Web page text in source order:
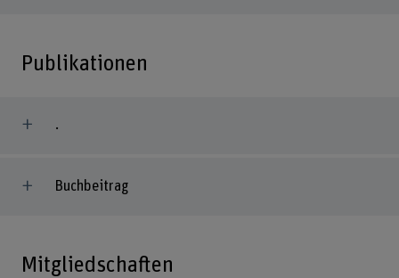
Publikationen
.
Buchbeitrag
Mitgliedschaften